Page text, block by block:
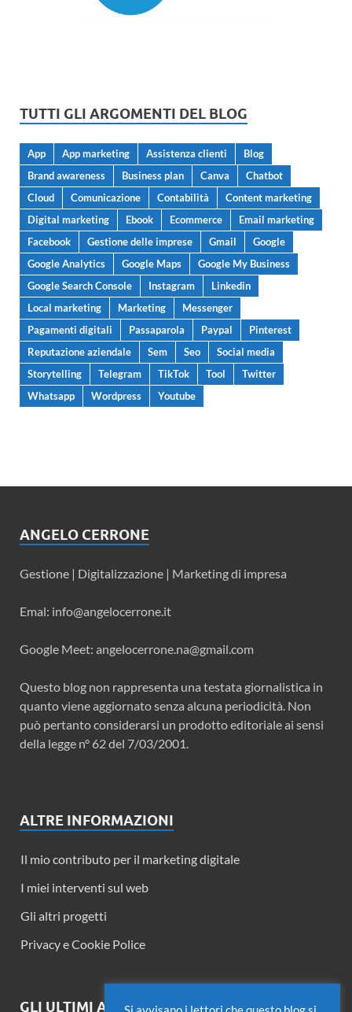
TUTTI GLI ARGOMENTI DEL BLOG
App App marketing Assistenza clienti
Blog
Brand awareness
Business plan Canva
Chatbot
Cloud
Comunicazione Contabilità
Content marketing
Digital marketing
Ebook Ecommerce
Email marketing
Facebook
Gestione delle imprese Gmail
Google
Google Analytics
Google Maps
Google My Business
Google Search Console
Instagram
Linkedin
Local marketing
Marketing
Messenger
Pagamenti digitali
Passaparola Paypal
Pinterest
Reputazione aziendale
Sem Seo
Social media
Storytelling
Telegram TikTok Tool
Twitter
Whatsapp
Wordpress Youtube
ANGELO CERRONE
Gestione | Digitalizzazione | Marketing di impresa
Emal: info@angelocerrone.it
Google Meet: angelocerrone.na@gmail.com
Questo blog non rappresenta una testata giornalistica in
quanto viene aggiornato senza alcuna periodicità. Non
può pertanto considerarsi un prodotto editoriale ai sensi
della legge n° 62 del 7/03/2001.
ALTRE INFORMAZIONI
Il mio contributo per il marketing digitale
I miei interventi sul web
Gli altri progetti
Privacy e Cookie Police
GLI ULTIMI ARTICOLI